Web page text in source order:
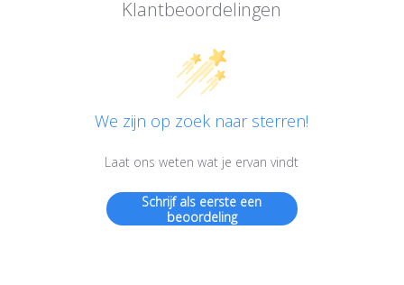
Klantbeoordelingen
We zijn op zoek naar sterren!
Laat ons weten wat je ervan vindt
Schrijf als eerste een
beoordeling